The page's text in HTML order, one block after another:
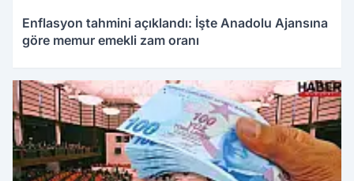
Enflasyon tahmini açıklandı: İşte Anadolu Ajansına
göre memur emekli zam oranı
03.01.2026 16:48